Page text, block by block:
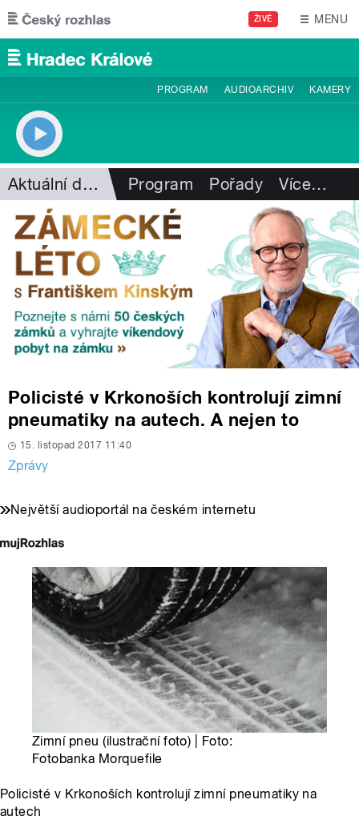
Přejít k hlavnímu obsahu
ŽIVĚ MENU
PROGRAM AUDIOARCHIV KAMERY
Aktuální dění Program Pořady Více…
Policisté v Krkonoších kontrolují zimní
pneumatiky na autech. A nejen to
15. listopad 2017 11:40
Zprávy
Největší audioportál na českém internetu
Zimní pneu (ilustrační foto) | Foto:
Fotobanka Morquefile
Policisté v Krkonoších kontrolují zimní pneumatiky na
autech